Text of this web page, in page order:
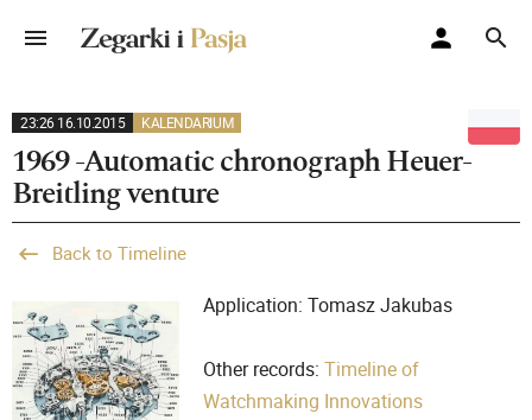
23:26 16.10.2015 KALENDARIUM
1969 -Automatic chronograph Heuer-
Breitling venture
Back to Timeline
Application: Tomasz Jakubas
Other records:Timeline of
Watchmaking Innovations